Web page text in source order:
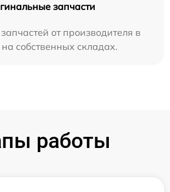
запчасти
от производителя в
собственных складах.
работы